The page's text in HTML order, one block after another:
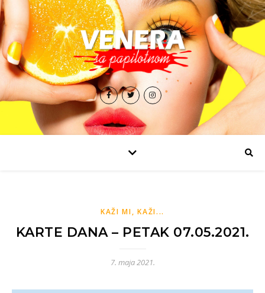
KAŽI MI, KAŽI...
KARTE DANA – PETAK 07.05.2021.
7. maja 2021.